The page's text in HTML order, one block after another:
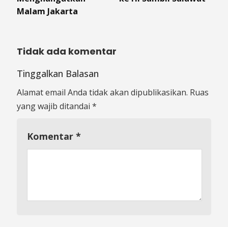
Malam Jakarta
Tidak ada komentar
Tinggalkan Balasan
Alamat email Anda tidak akan dipublikasikan. Ruas
yang wajib ditandai *
Komentar *